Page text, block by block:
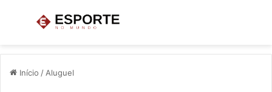
Menu
Início / Aluguel